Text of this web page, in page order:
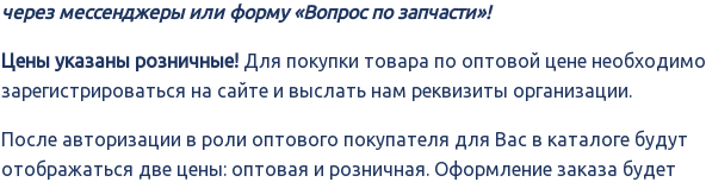
через мессенджеры или форму «Вопрос по запчасти»!
Цены указаны розничные! Для покупки товара по оптовой цене необходимо
зарегистрироваться на сайте и выслать нам реквизиты организации.
После авторизации в роли оптового покупателя для Вас в каталоге будут
отображаться две цены: оптовая и розничная. Оформление заказа будет